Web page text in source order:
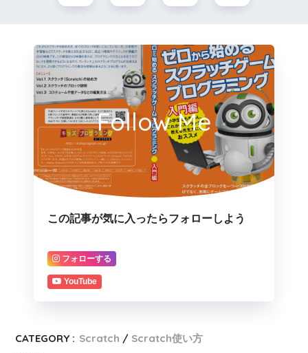
Follow Me
この記事が気に入ったらフォローしよう
フォローする
YouTube
CATEGORY : Scratch
Scratch使い方